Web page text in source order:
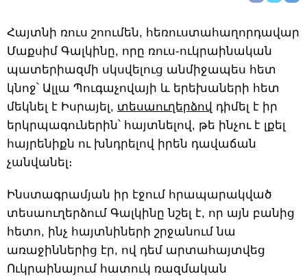
Հայտնի ռուս շոումեն, հեռուստահաղորդավար
Մաքսիմ Գալկինը, որը ռուս-ուկրաինական
պատերիազմի սկսվելուց անմիջապես հետ
կնոջ՝ Ալլա Պուգաչովայի և երեխաների հետ
մեկնել է Իսրայել, տեսաուղերձով դիմել է իր
երկրպագուներին՝ հայտնելով, թե ինչու է լքել
հայրենիքն ու խնդրելով իրեն դավաճան
չանվանել։
Ինստագրամյան իր էջում հրապարակված
տեսաուղերձում Գալկինը նշել է, որ այն բանից
հետո, ինչ հայտնիների շրջանում նա
առաջիններից էր, ով դեմ արտահայտվեց
Ուկրաինայում հատուկ ռազմական